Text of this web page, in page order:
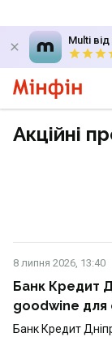
Multi від
Акційні
8 липня 2026, 13:40
Банк Кредит
goodwine для
Банк Кредит